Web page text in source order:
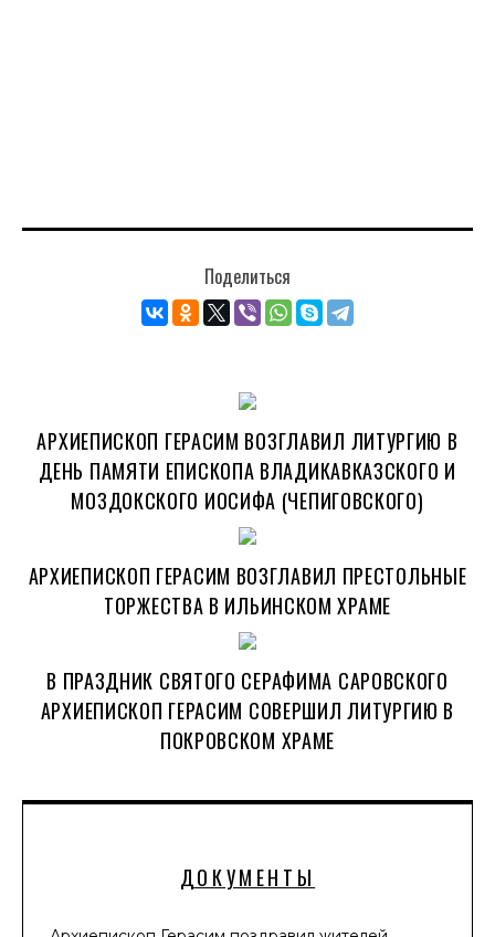
ДОКУМЕНТЫ
Поделиться
АРХИЕПИСКОП ГЕРАСИМ ВОЗГЛАВИЛ ЛИТУРГИЮ В
ДЕНЬ ПАМЯТИ ЕПИСКОПА ВЛАДИКАВКАЗСКОГО И
МОЗДОКСКОГО ИОСИФА (ЧЕПИГОВСКОГО)
АРХИЕПИСКОП ГЕРАСИМ ВОЗГЛАВИЛ ПРЕСТОЛЬНЫЕ
ТОРЖЕСТВА В ИЛЬИНСКОМ ХРАМЕ
В ПРАЗДНИК СВЯТОГО СЕРАФИМА САРОВСКОГО
АРХИЕПИСКОП ГЕРАСИМ СОВЕРШИЛ ЛИТУРГИЮ В
ПОКРОВСКОМ ХРАМЕ